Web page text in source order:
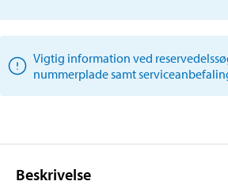
Vigtig information ved
nummerplade samt
Beskrivelse